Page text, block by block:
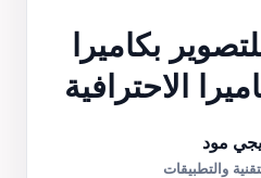
بكاميرا
الاحترافية
مود
والتطبيقات